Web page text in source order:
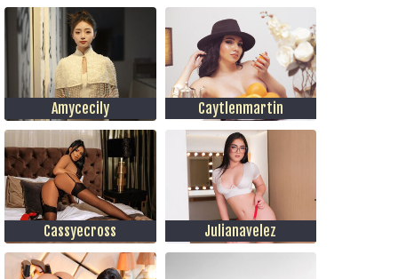
Amycecily Caytlenmartin
Cassyecross Julianavelez